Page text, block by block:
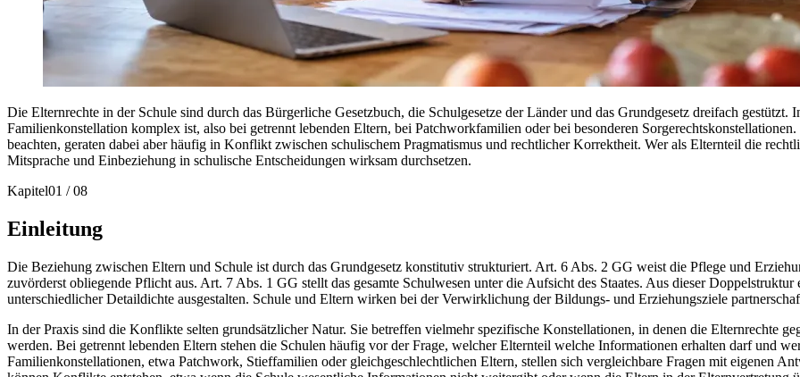
Die Elternrechte in der Schule sind durch das Bürgerliche Gesetzbuch, die Schulgesetze der Länder und das Grundgesetz dreifach
Familienkonstellation komplex ist, also bei getrennt lebenden Eltern, bei Patchworkfamilien oder bei besonderen
beachten, geraten dabei aber häufig in Konflikt zwischen schulischem Pragmatismus und rechtlicher Korrektheit. Wer als Elternteil die
Mitsprache und Einbeziehung in schulische Entscheidungen wirksam durchsetzen.
Kapitel01 /08
Einleitung
Die Beziehung zwischen Eltern und Schule ist durch das Grundgesetz konstitutiv strukturiert. Art. 6 Abs. 2 GG weist die Pflege und
zuvörderst obliegende Pflicht aus. Art. 7 Abs. 1 GG stellt das gesamte Schulwesen unter die Aufsicht des Staates. Aus dieser
unterschiedlicher Detaildichte ausgestalten. Schule und Eltern wirken bei der Verwirklichung der Bildungs- und Erziehungsziele
In der Praxis sind die Konflikte selten grundsätzlicher Natur. Sie betreffen vielmehr spezifische Konstellationen, in denen die Elternrechte
werden. Bei getrennt lebenden Eltern stehen die Schulen häufig vor der Frage, welcher Elternteil welche Informationen erhalten darf und
Familienkonstellationen, etwa Patchwork, Stieffamilien oder gleichgeschlechtlichen Eltern, stellen sich vergleichbare Fragen mit eigenen